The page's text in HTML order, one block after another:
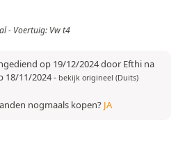
- Voertuig: Vw t4
op 19/12/2024 door Efthi na
18/11/2024- bekijk origineel (Duits)
nogmaals kopen? JA